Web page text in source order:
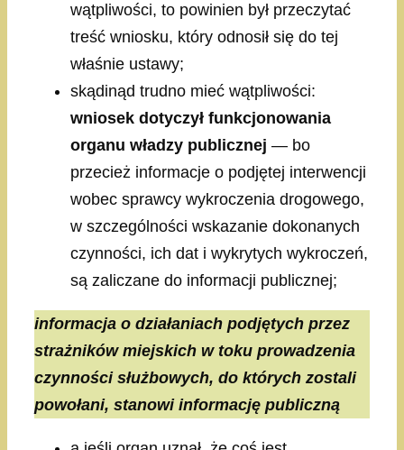
wątpliwości, to powinien był przeczytać
treść wniosku, który odnosił się do tej
właśnie ustawy;
skądinąd trudno mieć wątpliwości:
wniosek dotyczył funkcjonowania
organu władzy publicznej — bo
przecież informacje o podjętej interwencji
wobec sprawcy wykroczenia drogowego,
w szczególności wskazanie dokonanych
czynności, ich dat i wykrytych wykroczeń,
są zaliczane do informacji publicznej;
informacja o działaniach podjętych przez
strażników miejskich w toku prowadzenia
czynności służbowych, do których zostali
powołani, stanowi informację publiczną